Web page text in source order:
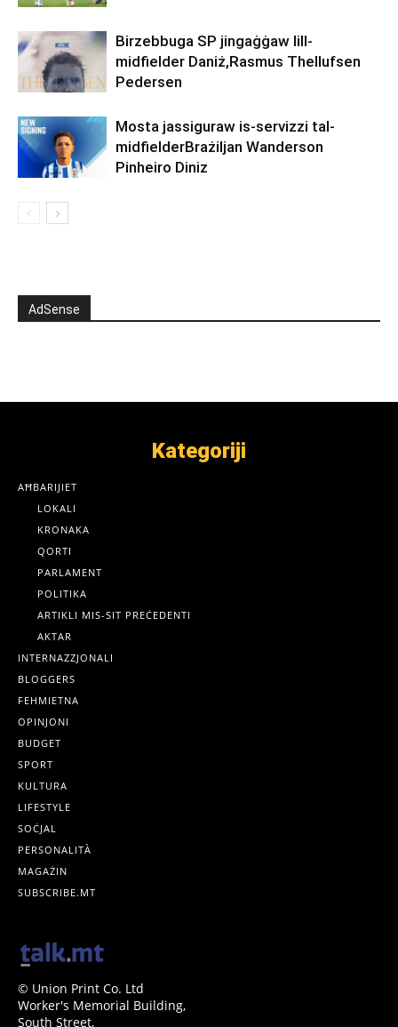
Birzebbuga SP jingaġġaw lill-
midfielder Daniż,Rasmus Thellufsen
Pedersen
Mosta jassiguraw is-servizzi tal-
midfielderBrażiljan Wanderson
Pinheiro Diniz
AdSense
Kategoriji
AĦBARIJIET
LOKALI
KRONAKA
QORTI
PARLAMENT
POLITIKA
ARTIKLI MIS-SIT PREĊEDENTI
AKTAR
INTERNAZZJONALI
BLOGGERS
FEHMIETNA
OPINJONI
BUDGET
SPORT
KULTURA
LIFESTYLE
SOĊJAL
PERSONALITÀ
MAGAŻIN
SUBSCRIBE.MT
© Union Print Co. Ltd
Worker's Memorial Building,
South Street,